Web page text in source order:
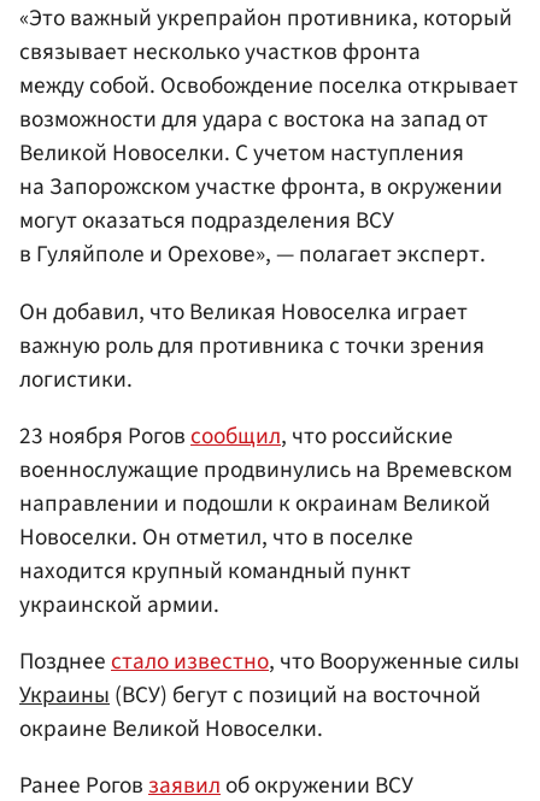
«Это важный укрепрайон противника, который
связывает несколько участков фронта
между собой. Освобождение поселка открывает
возможности для удара с востока на запад от
Великой Новоселки. С учетом наступления
на Запорожском участке фронта, в окружении
могут оказаться подразделения ВСУ
в Гуляйполе и Орехове», — полагает эксперт.
Он добавил, что Великая Новоселка играет
важную роль для противника с точки зрения
логистики.
23 ноября Роговсообщил, что российские
военнослужащие продвинулись на Времевском
направлении и подошли к окраинам Великой
Новоселки. Он отметил, что в поселке
находится крупный командный пункт
украинской армии.
Позднеестало известно, что Вооруженные силы
Украины(ВСУ) бегут с позиций на восточной
окраине Великой Новоселки.
Ранее Роговзаявилоб окружении ВСУ